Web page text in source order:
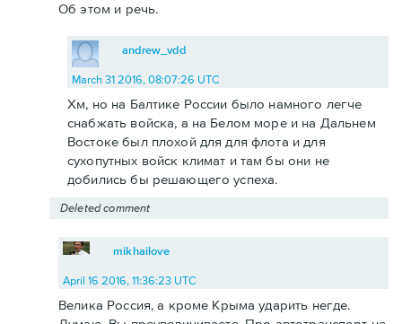
Об этом и речь.
andrew_vdd
March 31 2016, 08:07:26 UTC
Хм, но на Балтике России было намного легче
снабжать войска, а на Белом море и на Дальнем
Востоке был плохой для для флота и для
сухопутных войск климат и там бы они не
добились бы решающего успеха.
Deleted comment
mikhailove
April 16 2016, 11:36:23 UTC
Велика Россия, а кроме Крыма ударить негде.